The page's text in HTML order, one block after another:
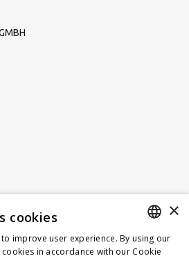
GERMAN
×
cookies
improve user experience. By using our
in accordance with our Cookie